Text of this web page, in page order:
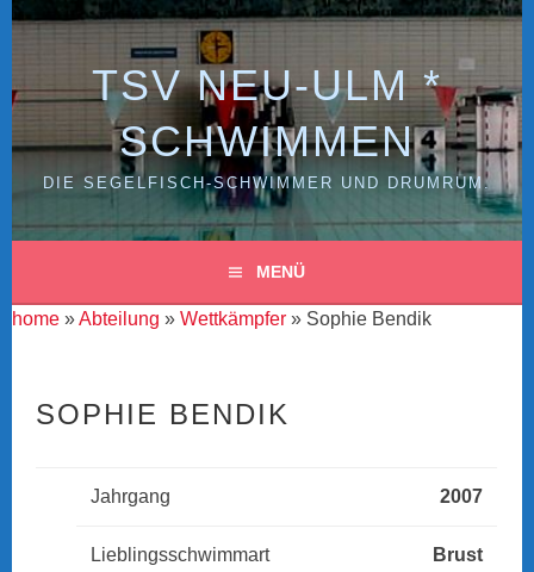
Zum
TSV NEU-ULM *
SCHWIMMEN
DIE SEGELFISCH-SCHWIMMER UND DRUMRUM.
MENÜ
home »Abteilung »Wettkämpfer » Sophie Bendik
SOPHIE BENDIK
Jahrgang 2007
Lieblingsschwimmart
Brust